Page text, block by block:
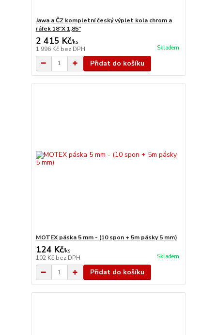
Jawa a ČZ kompletní český výplet kola chrom a
ráfek 18"X 1,85"
2 415 Kč/ks
1 996 Kč bez DPH Skladem
Přidat do košíku
MOTEX páska 5 mm - (10 spon + 5m pásky 5 mm)
124 Kč/ks
102 Kč bez DPH Skladem
Přidat do košíku